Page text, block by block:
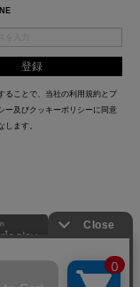
ることで、当社の利用規約と プ
ー及びクッキーポリシー に同意
します。
な情報がいち早くチェック